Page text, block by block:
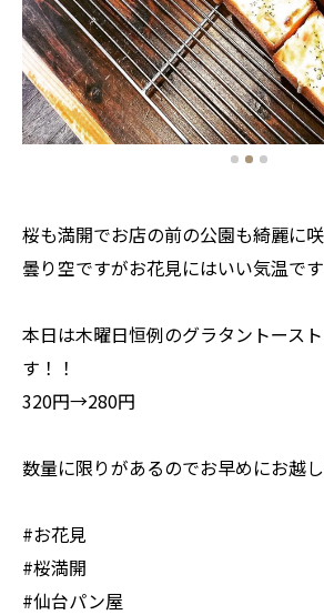
桜も満開でお店の前の公園も綺麗に
曇り空ですがお花見にはいい気温で
本日は木曜日恒例のグラタントース
す！！
320円→280円
数量に限りがあるのでお早めにお越
#お花見
#桜満開
#仙台パン屋